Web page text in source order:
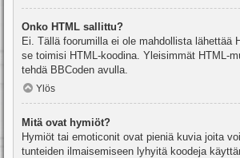
Onko HTML sallittu?
Ei. Tällä foorumilla ei ole mahdollista lähettää
se toimisi HTML-koodina. Yleisimmät HTML-
tehdä BBCoden avulla.
Ylös
Mitä ovat hymiöt?
Hymiöt tai emoticonit ovat pieniä kuvia joita
tunteiden ilmaisemiseen lyhyitä koodeja